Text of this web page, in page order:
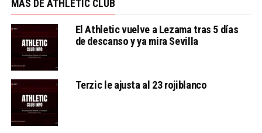
MÁS DE ATHLETIC CLUB
El Athletic vuelve a Lezama tras 5 días
de descanso y ya mira Sevilla
Terzic le ajusta al 23 rojiblanco